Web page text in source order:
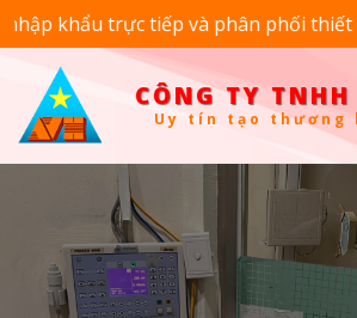
tiếp và phân phối thiết bị, vật tư y
CÔNG
CÔNG TY
Uy t ín t ạ o thươn g